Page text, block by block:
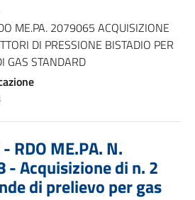
ME.PA. 2079065 ACQUISIZIONE
DI PRESSIONE BISTADIO PER
GAS STANDARD
RDO ME.PA. N.
- Acquisizione di n. 2
di prelievo per gas